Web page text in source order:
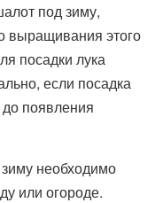
под зиму,
выращивания этого
посадки лука
если посадка
до появления
необходимо
или огороде.